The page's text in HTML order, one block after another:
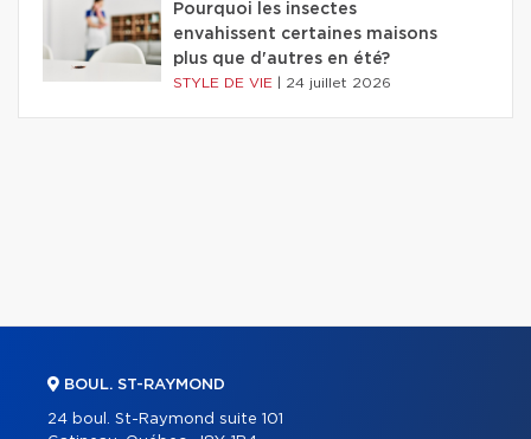
Pourquoi les insectes
envahissent certaines maisons
plus que d'autres en été?
STYLE DE VIE 24 juillet 2026
BOUL. ST-RAYMOND
24 boul. St-Raymond suite 101